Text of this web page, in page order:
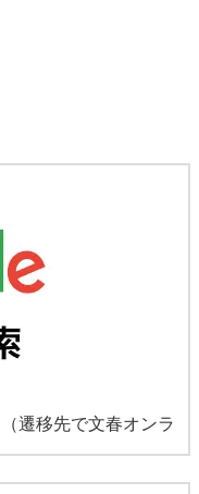
（遷移先で文春オンラ